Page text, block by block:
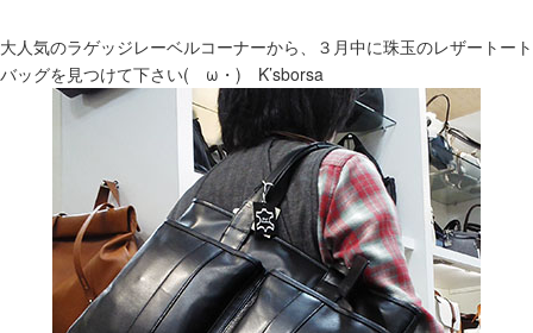
大人気のラゲッジレーベルコーナーから、３月中に珠玉のレザートート
バッグを見つけて下さい(ゝω・) K’sborsa